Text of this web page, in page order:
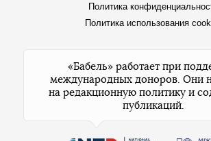
Политика
Политика использования
«Бабель» работает при
международных доноров. Они
на редакционную политику и
публикаций.